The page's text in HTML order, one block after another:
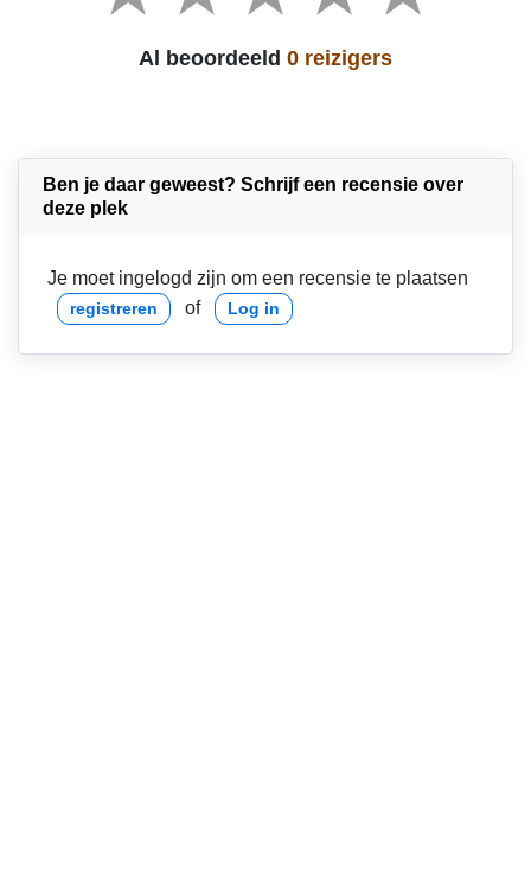
Al beoordeeld 0 reizigers
Ben je daar geweest? Schrijf een recensie over
deze plek
Je moet ingelogd zijn om een recensie te plaatsen
registreren of Log in